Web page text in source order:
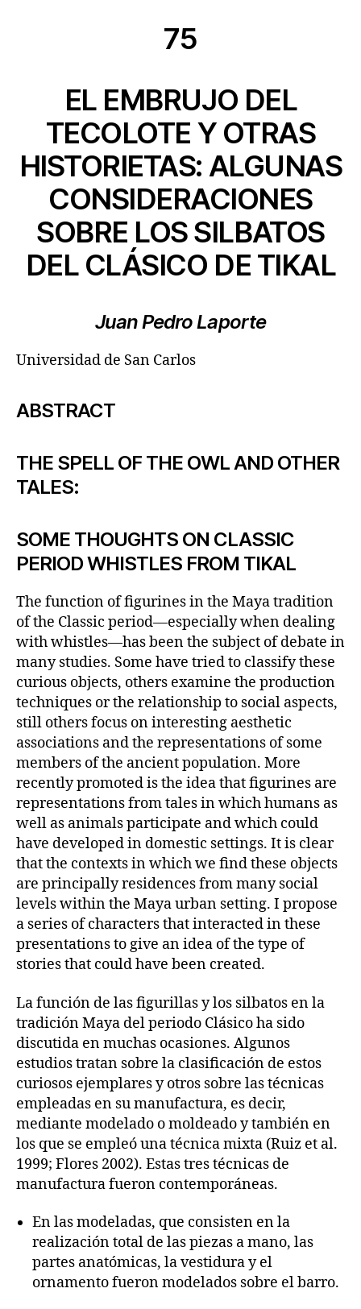
75
EL EMBRUJO DEL
TECOLOTE Y OTRAS
HISTORIETAS: ALGUNAS
CONSIDERACIONES
SOBRE LOS SILBATOS
DEL CLÁSICO DE TIKAL
Juan Pedro Laporte
Universidad de San Carlos
ABSTRACT
THE SPELL OF THE OWL AND OTHER
TALES:
SOME THOUGHTS ON CLASSIC
PERIOD WHISTLES FROM TIKAL
The function of figurines in the Maya tradition
of the Classic period—especially when dealing
with whistles—has been the subject of debate in
many studies. Some have tried to classify these
curious objects, others examine the production
techniques or the relationship to social aspects,
still others focus on interesting aesthetic
associations and the representations of some
members of the ancient population. More
recently promoted is the idea that figurines are
representations from tales in which humans as
well as animals participate and which could
have developed in domestic settings. It is clear
that the contexts in which we find these objects
are principally residences from many social
levels within the Maya urban setting. I propose
a series of characters that interacted in these
presentations to give an idea of the type of
stories that could have been created.
La función de las figurillas y los silbatos en la
tradición Maya del periodo Clásico ha sido
discutida en muchas ocasiones. Algunos
estudios tratan sobre la clasificación de estos
curiosos ejemplares y otros sobre las técnicas
empleadas en su manufactura, es decir,
mediante modelado o moldeado y también en
los que se empleó una técnica mixta (Ruiz et al.
1999; Flores 2002). Estas tres técnicas de
manufactura fueron contemporáneas.
En las modeladas, que consisten en la
realización total de las piezas a mano, las
partes anatómicas, la vestidura y el
ornamento fueron modelados sobre el barro.